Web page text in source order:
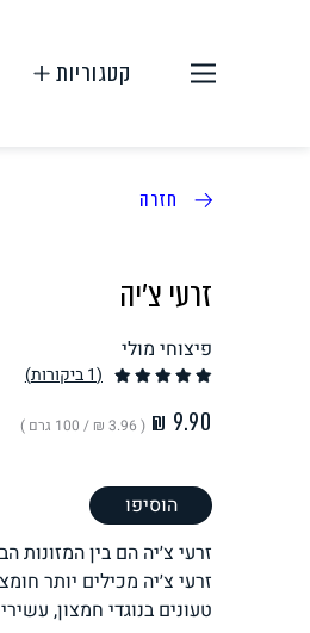
קטגוריות
תחליפי בשר
לחם, עוגות, מאפים
חזרה
זרעי צ'יה
פיצוחי מולי
(1 ביקורות)
( ‏3.96 ₪ / 100 גרם )
הוסיפו